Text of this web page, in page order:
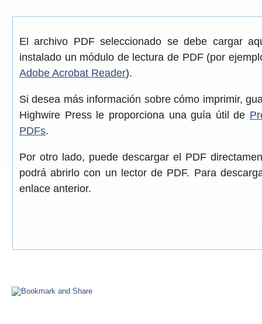
El archivo PDF seleccionado se debe cargar
instalado un módulo de lectura de PDF (por
Adobe Acrobat Reader).
Si desea más información sobre cómo imprimir,
Highwire Press le proporciona una guía útil de
PDFs.
Por otro lado, puede descargar el PDF
podrá abrirlo con un lector de PDF. Para
enlace anterior.